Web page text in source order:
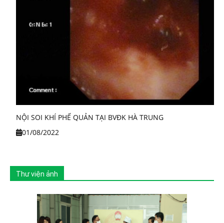
NỘI SOI KHÍ PHẾ QUẢN TẠI BVĐK HÀ TRUNG
01/08/2022
Thư viện ảnh